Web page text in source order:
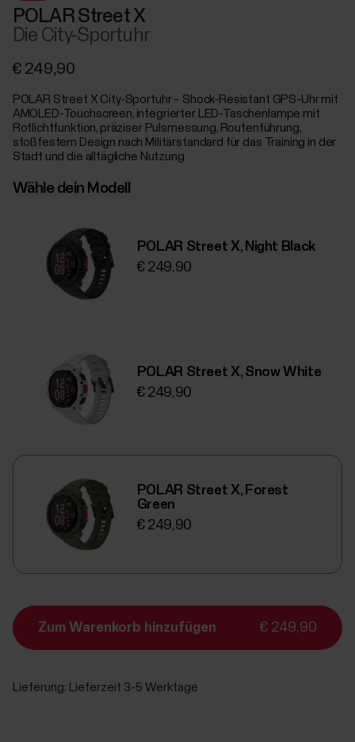
POLAR Street X
Die City-Sportuhr
€ 249,90
POLAR Street X City-Sportuhr – Shock-Resistant GPS-Uhr mit
AMOLED-Touchscreen, integrierter LED-Taschenlampe mit
Rotlichtfunktion, präziser Pulsmessung, Routenführung,
stoßfestem Design nach Militärstandard für das Training in der
Stadt und die alltägliche Nutzung
Wähle dein Modell
POLAR Street X, Night Black
€ 249,90
POLAR Street X, Snow White
€ 249,90
POLAR Street X, Forest
Green
€ 249,90
Zum Warenkorb hinzufügen € 249,90
Lieferung: Lieferzeit 3-5 Werktage